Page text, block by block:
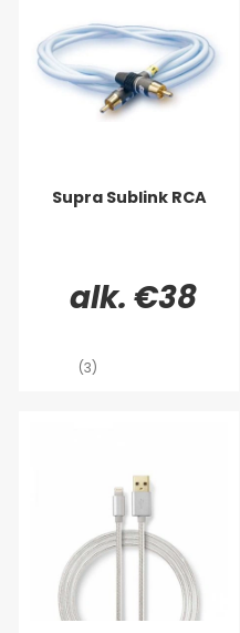
Supra Sublink RCA
alk. €38
(3)